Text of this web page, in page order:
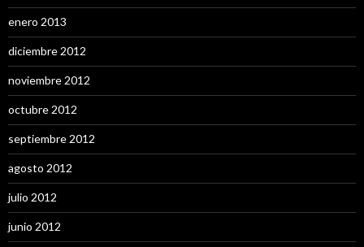
enero 2013
diciembre 2012
noviembre 2012
octubre 2012
septiembre 2012
agosto 2012
julio 2012
junio 2012